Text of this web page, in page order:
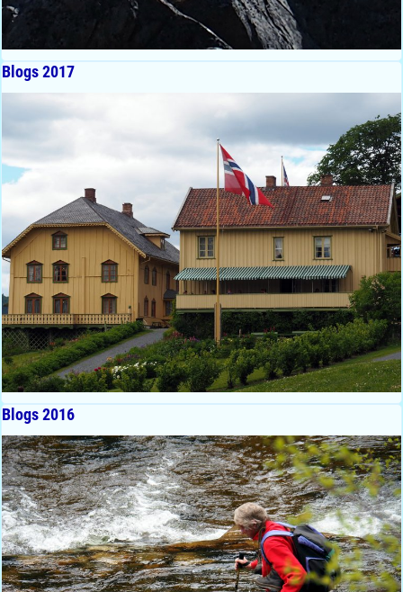
Blogs 2017
Blogs 2016